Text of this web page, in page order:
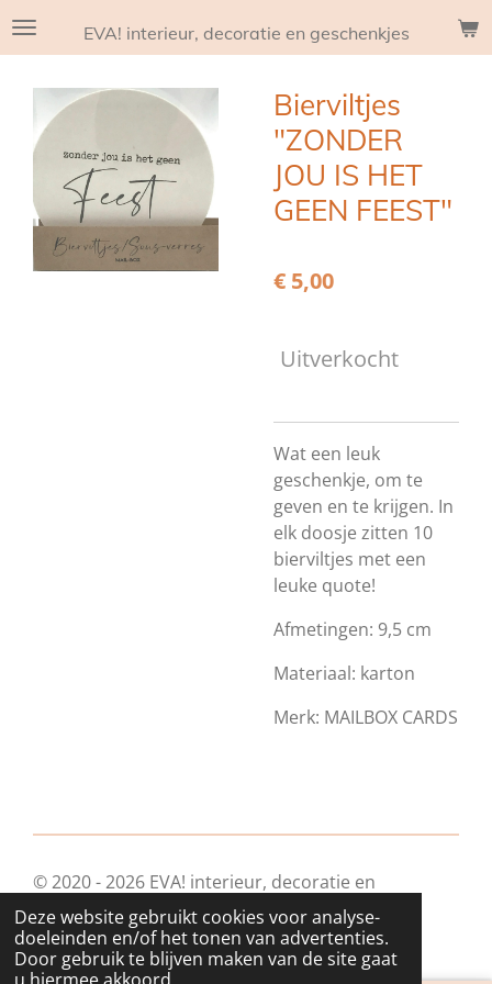
Deze website gebruikt cookies voor analyse-
doeleinden en/of het tonen van advertenties.
Door gebruik te blijven maken van de site gaat
Ga
hoofdinhoud
EVA! interieur, decoratie en geschenkjes
Bierviltjes
"ZONDER
JOU IS HET
GEEN FEEST"
€ 5,00
Uitverkocht
Wat een leuk
geschenkje, om te
geven en te krijgen. In
elk doosje zitten 10
bierviltjes met een
leuke quote!
Afmetingen: 9,5 cm
Materiaal: karton
Merk: MAILBOX CARDS
© 2020 - 2026 EVA! interieur, decoratie en
geschenkjes
Powered byJouwWeb